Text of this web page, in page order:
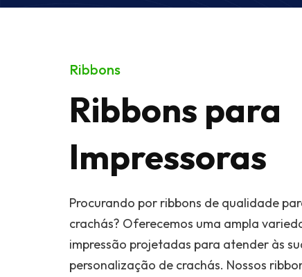
Ribbons
Ribbons para
Impressoras
Procurando por ribbons de qualidade
crachás? Oferecemos uma ampla
impressão projetadas para atender às
personalização de crachás. Nossos